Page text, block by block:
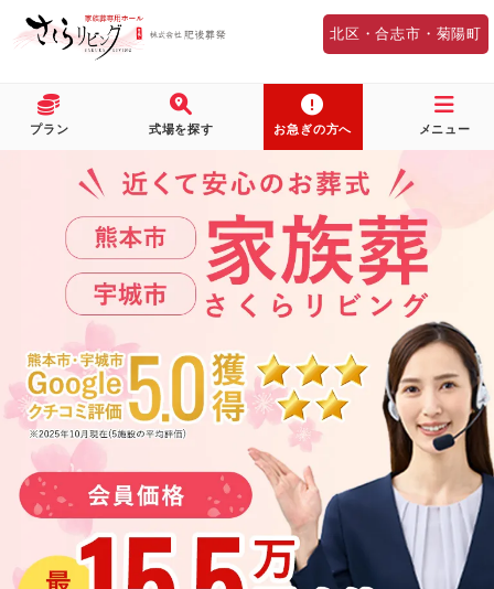
北区・合志市・菊陽町
プラン 式場を探す お急ぎの方へ メニュー
HOME> 北区・合志市・菊陽町